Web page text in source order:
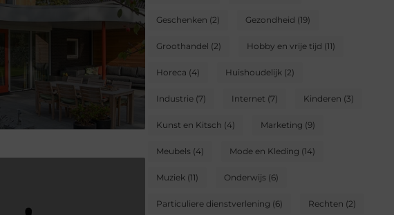
Geschenken (2) Gezondheid (19)
Groothandel (2) Hobby en vrije tijd (11)
Horeca (4) Huishoudelijk (2)
Industrie (7) Internet (7) Kinderen (3)
Kunst en Kitsch (4) Marketing (9)
Meubels (4) Mode en Kleding (14)
Muziek (11) Onderwijs (6)
Particuliere dienstverlening (6) Rechten (2)